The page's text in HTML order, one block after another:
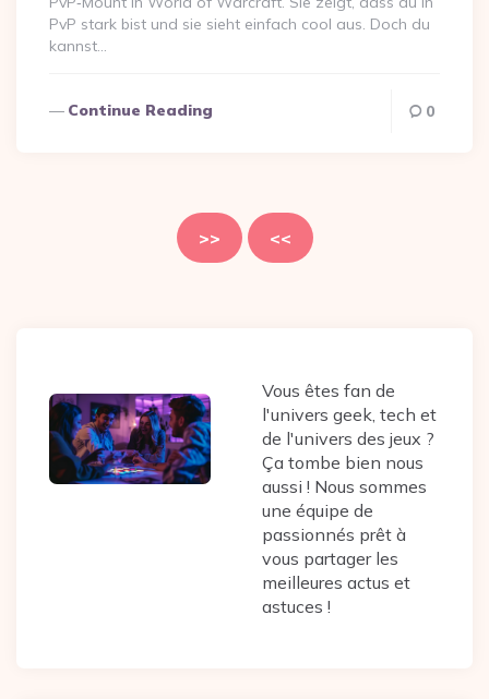
PvP stark bist und sie sieht einfach cool aus. Doch du
kannst…
Continue Reading 0
>> <<
Vous êtes fan de
l'univers geek, tech et
de l'univers des jeux ?
Ça tombe bien nous
aussi ! Nous sommes
une équipe de
passionnés prêt à
vous partager les
meilleures actus et
astuces !